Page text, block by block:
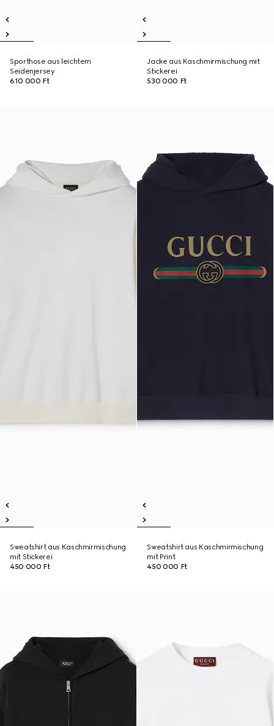
Sporthose aus leichtem
Seidenjersey
610 000 Ft
Jacke aus Kaschmirmischung mit
Stickerei
530 000 Ft
Sweatshirt aus Kaschmirmischung
mit Stickerei
450 000 Ft
Sweatshirt aus Kaschmirmischung
mit Print
450 000 Ft